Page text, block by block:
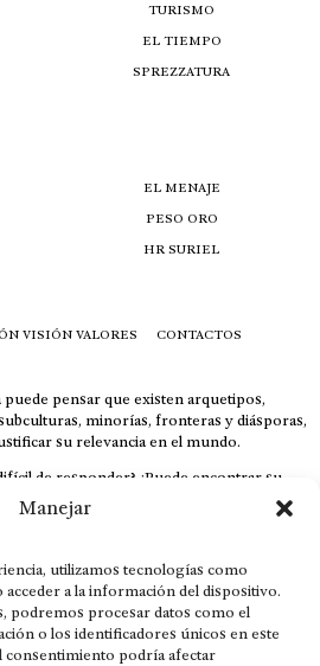
Manejar
utilizamos tecnologías como
a la información del dispositivo.
podremos procesar datos como el
o los identificadores únicos en este
consentimiento podría afectar
TURISMO
EL TIEMPO
SPREZZATURA
EL MENAJE
PESO ORO
HR SURIEL
VISIÓN VALORES CONTACTOS
puede pensar que existen arquetipos,
minorías, fronteras y diásporas,
su relevancia en el mundo.
de responder? ¿Puede encontrar su
al receptor cuestionado espacio y
correctamente? De no ser así, el que
limitado exclusivamente a la sangre; seres
diario vivir suelen pesar más que los
apego de estas dos versiones de seres
provenientes de sus vivencias.